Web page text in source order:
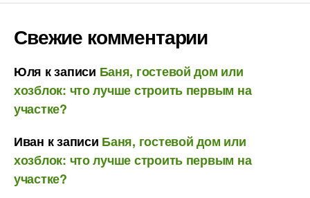
Свежие комментарии
Юля к записи Баня, гостевой дом или
хозблок: что лучше строить первым на
участке?
Иван к записи Баня, гостевой дом или
хозблок: что лучше строить первым на
участке?